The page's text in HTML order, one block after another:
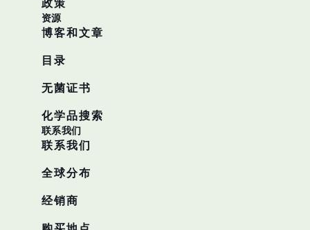
资源
博客和文章
目录
无菌证书
化学品搜索
联系我们
联系我们
全球分布
经销商